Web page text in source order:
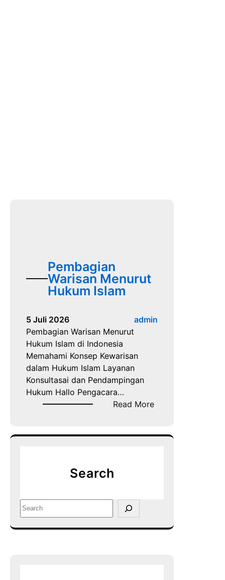
Pembagian
Warisan Menurut
Hukum Islam
5 Juli 2026
admin
Pembagian Warisan Menurut
Hukum Islam di Indonesia
Memahami Konsep Kewarisan
dalam Hukum Islam Layanan
Konsultasai dan Pendampingan
Hukum Hallo Pengacara…
Read More:
Search
S
e
a